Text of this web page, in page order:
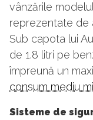
vânzările
reprezentate de
Sub capota lui
de 1.8 litri pe
împreună un
consum mediu
Sisteme de